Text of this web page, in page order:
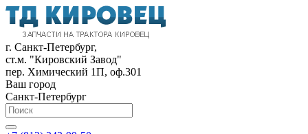
г. Санкт-Петербург,
ст.м. "Кировский Завод"
пер. Химический 1П, оф.301
Ваш город
Санкт-Петербург